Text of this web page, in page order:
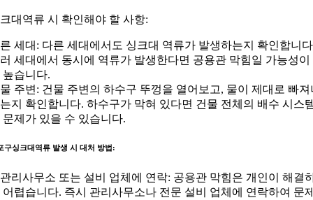
대역류 시 확인해야 할 사항:
세대: 다른 세대에서도 싱크대 역류가 발생하는지 확인합니
세대에서 동시에 역류가 발생한다면 공용관 막힘일 가능성이
높습니다.
주변: 건물 주변의 하수구 뚜껑을 열어보고, 물이 제대로 빠져
지 확인합니다. 하수구가 막혀 있다면 건물 전체의 배수 시스
문제가 있을 수 있습니다.
구싱크대역류 발생 시 대처 방법:
리사무소 또는 설비 업체에 연락: 공용관 막힘은 개인이 해결
어렵습니다. 즉시 관리사무소나 전문 설비 업체에 연락하여 문